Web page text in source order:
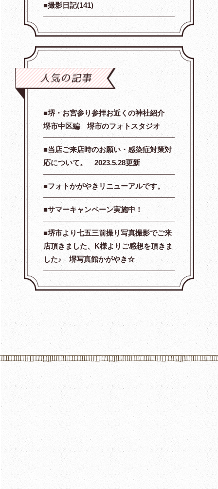
撮影日記(141)
堺・お宮参り参拝お近くの神社紹介
堺市中区編 堺市のフォトスタジオ
当店ご来店時のお願い・感染症対策対
応について。 2023.5.28更新
フォトかがやきリニューアルです。
サマーキャンペーン実施中！
堺市より七五三前撮り写真撮影でご来
店頂きました、K様よりご感想を頂きま
した♪ 堺写真館かがやき☆